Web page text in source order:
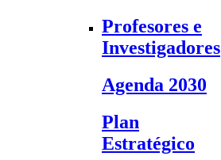
Profesores e
Investigadores
Agenda 2030
Plan
Estratégico